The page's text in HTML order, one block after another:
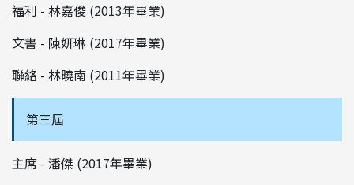
福利 - 林嘉俊 (2013年畢業)
文書 - 陳妍琳 (2017年畢業)
聯絡 - 林曉南 (2011年畢業)
第三屆
主席 - 潘傑 (2017年畢業)